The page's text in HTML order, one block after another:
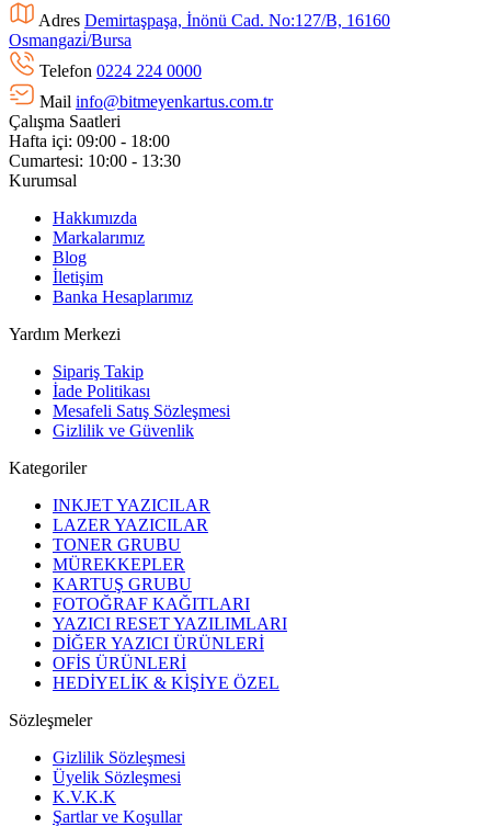
Adres Demirtaşpaşa, İnönü Cad. No:127/B, 16160
Osmangazi̇/Bursa
Telefon 0224 224 0000
Mail info@bitmeyenkartus.com.tr
Çalışma Saatleri
Hafta içi: 09:00 - 18:00
Cumartesi: 10:00 - 13:30
Kurumsal
Hakkımızda
Markalarımız
Blog
İletişim
Banka Hesaplarımız
Yardım Merkezi
Sipariş Takip
İade Politikası
Mesafeli Satış Sözleşmesi
Gizlilik ve Güvenlik
Kategoriler
INKJET YAZICILAR
LAZER YAZICILAR
TONER GRUBU
MÜREKKEPLER
KARTUŞ GRUBU
FOTOĞRAF KAĞITLARI
YAZICI RESET YAZILIMLARI
DİĞER YAZICI ÜRÜNLERİ
OFİS ÜRÜNLERİ
HEDİYELİK & KİŞİYE ÖZEL
Sözleşmeler
Gizlilik Sözleşmesi
Üyelik Sözleşmesi
K.V.K.K
Şartlar ve Koşullar